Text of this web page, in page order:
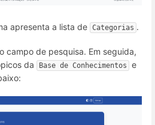
apresenta a lista de Categorias .
campo de pesquisa. Em seguida,
da
Base de Conhecimentos e